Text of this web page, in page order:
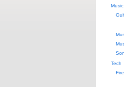
Music
Tech